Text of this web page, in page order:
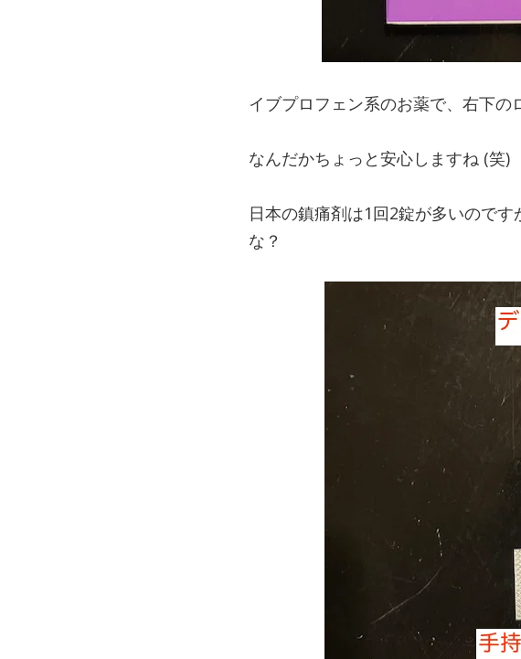
イブプロフェン系のお薬で、右下
なんだかちょっと安心しますね (笑)
日本の鎮痛剤は1回2錠が多いので
な？